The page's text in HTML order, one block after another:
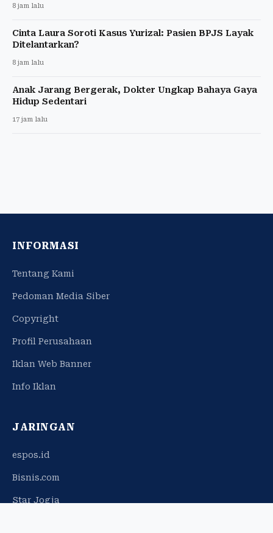
8 jam lalu
Cinta Laura Soroti Kasus Yurizal: Pasien BPJS Layak
Ditelantarkan?
8 jam lalu
Anak Jarang Bergerak, Dokter Ungkap Bahaya Gaya
Hidup Sedentari
17 jam lalu
INFORMASI
Tentang Kami
Pedoman Media Siber
Copyright
Profil Perusahaan
Iklan Web Banner
Info Iklan
JARINGAN
espos.id
Bisnis.com
Star Jogja